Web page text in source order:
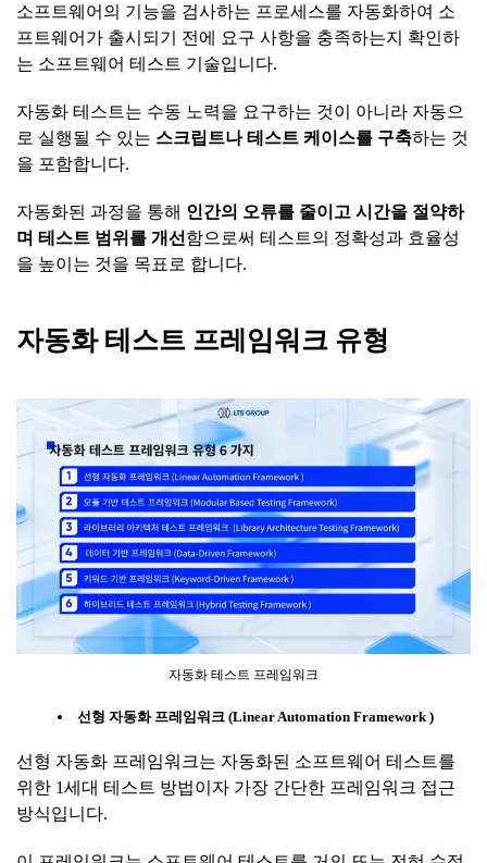
소프트웨어의 기능을 검사하는 프로세스를 자동화하여 소
프트웨어가 출시되기 전에 요구 사항을 충족하는지 확인하
는 소프트웨어 테스트 기술입니다.
자동화 테스트는 수동 노력을 요구하는 것이 아니라 자동으
로 실행될 수 있는 스크립트나 테스트 케이스를 구축하는 것
을 포함합니다.
자동화된 과정을 통해 인간의 오류를 줄이고 시간을 절약하
며 테스트 범위를 개선 함으로써 테스트의 정확성과 효율성
을 높이는 것을 목표로 합니다.
자동화 테스트 프레임워크 유형
자동화 테스트 프레임워크
선형 자동화 프레임워크 (Linear Automation Framework )
선형 자동화 프레임워크는 자동화된 소프트웨어 테스트를
위한 1세대 테스트 방법이자 가장 간단한 프레임워크 접근
방식입니다.